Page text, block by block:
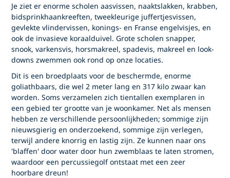
Je ziet er enorme scholen aasvissen, naaktslakken, krabben,
bidsprinkhaankreeften, tweekleurige juffertjesvissen,
gevlekte vlindervissen, konings- en Franse engelvisjes, en
ook de invasieve koraalduivel. Grote scholen snapper,
snook, varkensvis, horsmakreel, spadevis, makreel en look-
downs zwemmen ook rond op onze locaties.
Dit is een broedplaats voor de beschermde, enorme
goliathbaars, die wel 2 meter lang en 317 kilo zwaar kan
worden. Soms verzamelen zich tientallen exemplaren in
een gebied ter grootte van je woonkamer. Net als mensen
hebben ze verschillende persoonlijkheden; sommige zijn
nieuwsgierig en onderzoekend, sommige zijn verlegen,
terwijl andere knorrig en lastig zijn. Ze kunnen naar ons
'blaffen' door water door hun zwemblaas te laten stromen,
waardoor een percussiegolf ontstaat met een zeer
hoorbare dreun!